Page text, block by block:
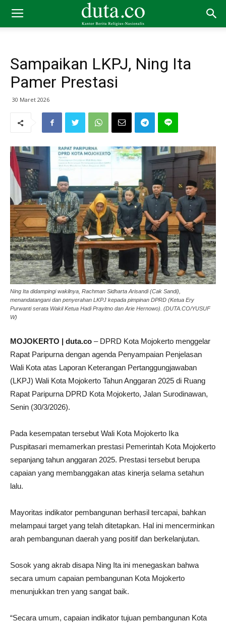
Sampaikan LKPJ, Ning Ita
Pamer Prestasi
30 Maret 2026
Ning Ita didampingi wakilnya, Rachman Sidharta Arisandi (Cak Sandi),
menandatangani dan penyerahan LKPJ kepada pimpinan DPRD (Ketua Ery
Purwanti serata Wakil Ketua Hadi Prayitno dan Arie Hernowo). (DUTA.CO/YUSUF
W)
MOJOKERTO | duta.co – DPRD Kota Mojokerto menggelar
Rapat Paripurna dengan agenda Penyampaian Penjelasan
Wali Kota atas Laporan Keterangan Pertanggungjawaban
(LKPJ) Wali Kota Mojokerto Tahun Anggaran 2025 di Ruang
Rapat Paripurna DPRD Kota Mojokerto, Jalan Surodinawan,
Senin (30/3/2026).
Pada kesempatan tersebut Wali Kota Mojokerto Ika
Puspitasari memamerkan prestasi Pemerintah Kota Mojokerto
sepanjang tahun anggaran 2025. Prestasi tersebut berupa
capaian yang membanggakan atas kinerja selama setahun
lalu.
Mayoritas indikator pembangunan berhasil tercapai, bahkan
melampaui target yang telah ditetapkan. Hal ini mencerminkan
arah pembangunan daerah yang positif dan berkelanjutan.
Sosok yang akrab disapa Ning Ita ini menegaskan bahwa
secara umum capaian pembangunan Kota Mojokerto
menunjukkan tren yang sangat baik.
“Secara umum, capaian indikator tujuan pembangunan Kota